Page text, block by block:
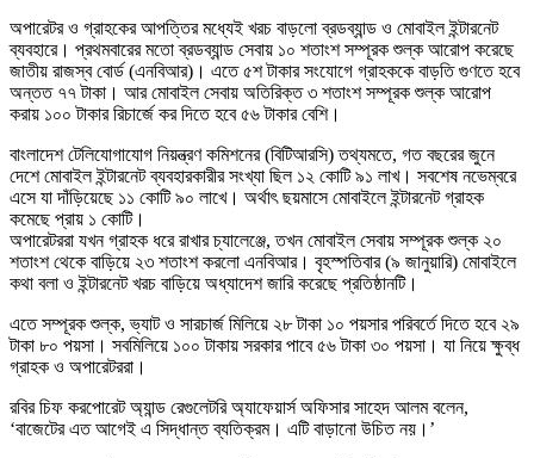
অপারেটর ও গ্রাহকের আপত্তির মধ্যেই খরচ বাড়লো ব্রডব্যান্ড ও মোবাইল ইন্টারনেট
ব্যবহারে। প্রথমবারের মতো ব্রডব্যান্ড সেবায় ১০ শতাংশ সম্পূরক শুল্ক আরোপ করেছে
জাতীয় রাজস্ব বোর্ড (এনবিআর)। এতে ৫শ টাকার সংযোগে গ্রাহককে বাড়তি গুণতে হবে
অন্তত ৭৭ টাকা। আর মোবাইল সেবায় অতিরিক্ত ৩ শতাংশ সম্পূরক শুল্ক আরোপ
করায় ১০০ টাকার রিচার্জে কর দিতে হবে ৫৬ টাকার বেশি।
বাংলাদেশ টেলিযোগাযোগ নিয়ন্ত্রণ কমিশনের (বিটিআরসি) তথ্যমতে, গত বছরের জুনে
দেশে মোবাইল ইন্টারনেট ব্যবহারকারীর সংখ্যা ছিল ১২ কোটি ৯১ লাখ। সবশেষ নভেম্বরে
এসে যা দাঁড়িয়েছে ১১ কোটি ৯০ লাখে। অর্থাৎ ছয়মাসে মোবাইলে ইন্টারনেট গ্রাহক
কমেছে প্রায় ১ কোটি।
অপারেটররা যখন গ্রাহক ধরে রাখার চ্যালেঞ্জে, তখন মোবাইল সেবায় সম্পূরক শুল্ক ২০
শতাংশ থেকে বাড়িয়ে ২৩ শতাংশ করলো এনবিআর। বৃহস্পতিবার (৯ জানুয়ারি) মোবাইলে
কথা বলা ও ইন্টারনেট খরচ বাড়িয়ে অধ্যাদেশ জারি করেছে প্রতিষ্ঠানটি।
এতে সম্পূরক শুল্ক, ভ্যাট ও সারচার্জ মিলিয়ে ২৮ টাকা ১০ পয়সার পরিবর্তে দিতে হবে ২৯
টাকা ৮০ পয়সা। সবমিলিয়ে ১০০ টাকায় সরকার পাবে ৫৬ টাকা ৩০ পয়সা। যা নিয়ে ক্ষুব্ধ
গ্রাহক ও অপারেটররা।
রবির চিফ করপোরেট অ্যান্ড রেগুলেটরি অ্যাফেয়ার্স অফিসার সাহেদ আলম বলেন,
‘বাজেটের এত আগেই এ সিদ্ধান্ত ব্যতিক্রম। এটি বাড়ানো উচিত নয়।’